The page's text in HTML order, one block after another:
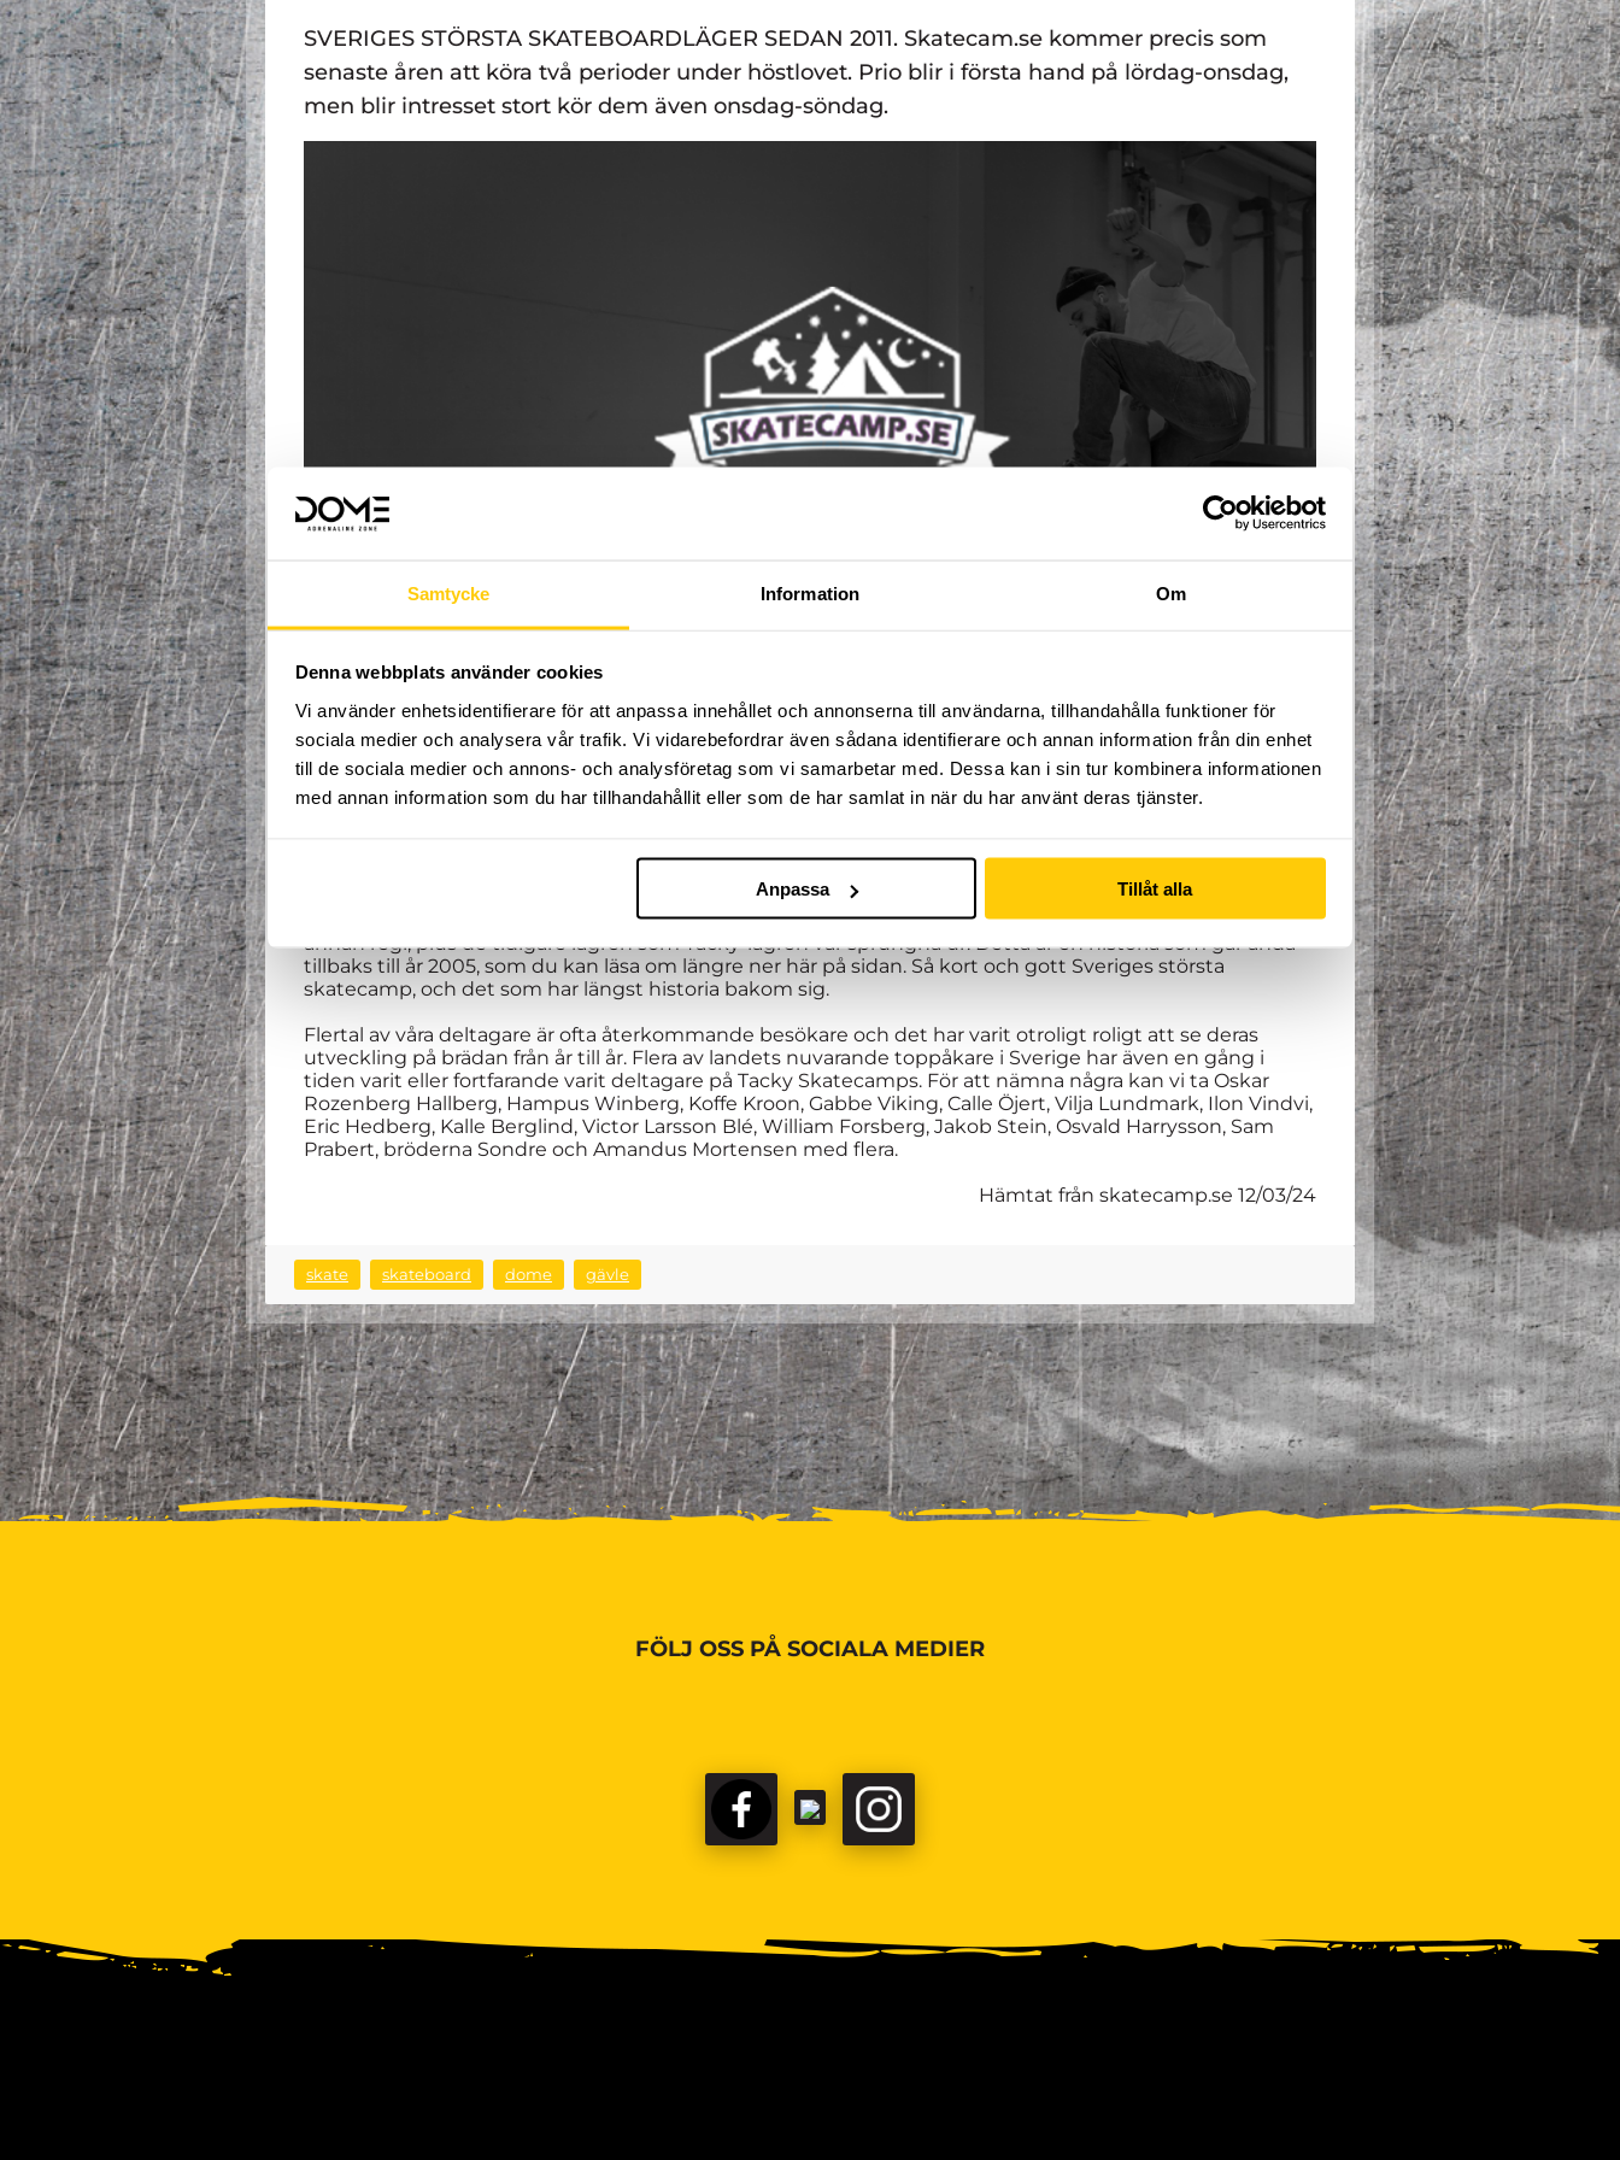
Samtycke Information Om
Denna webbplats använder cookies
Vi använder enhetsidentifierare för att anpassa innehållet och annonserna till användarna, tillhandahålla funktioner för
sociala medier och analysera vår trafik. Vi vidarebefordrar även sådana identifierare och annan information från din enhet
till de sociala medier och annons- och analysföretag som vi samarbetar med. Dessa kan i sin tur kombinera informationen
med annan information som du har tillhandahållit eller som de har samlat in när du har använt deras tjänster.
Anpassa Tillåt alla
SVERIGES STÖRSTA SKATEBOARDLÄGER SEDAN 2011. Skatecam.se kommer precis som
senaste åren att köra två perioder under höstlovet. Prio blir i första hand på lördag-onsdag,
men blir intresset stort kör dem även onsdag-söndag.
FÖR INFO OCH ANMÄLAN, VÄNLIGEN KLICKA HÄR
2020/21 lämnade vi dock vårt gamla varumärket Tacky och lanserade campsen under namnet
försöka återuppväcka Tacky.se som mer renodlat media.
Genom årens lopp har vi på Tacky Skatecamps haft ca 2000 barn och ungdomar som fått en lägervecka
på brädan att minnas för livet. Än fler än så om vi räknar in de Tacky Skatecamps som genomfördes i
annan regi, plus de tidigare lägren som Tacky-lägren var sprungna ur. Detta är en historia som går ända
tillbaks till år 2005, som du kan läsa om längre ner här på sidan. Så kort och gott Sveriges största
skatecamp, och det som har längst historia bakom sig.
Flertal av våra deltagare är ofta återkommande besökare och det har varit otroligt roligt att se deras
utveckling på brädan från år till år. Flera av landets nuvarande toppåkare i Sverige har även en gång i
tiden varit eller fortfarande varit deltagare på Tacky Skatecamps. För att nämna några kan vi ta Oskar
Rozenberg Hallberg, Hampus Winberg, Koffe Kroon, Gabbe Viking, Calle Öjert, Vilja Lundmark, Ilon Vindvi,
Eric Hedberg, Kalle Berglind, Victor Larsson Blé, William Forsberg, Jakob Stein, Osvald Harrysson, Sam
Prabert, bröderna Sondre och Amandus Mortensen med flera.
Hämtat från skatecamp.se 12/03/24
skate skateboard dome gävle
FÖLJ OSS PÅ SOCIALA MEDIER
FACEBOOKTIKTOK